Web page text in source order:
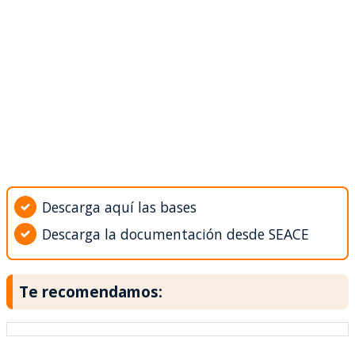
Descarga aquí las bases
Descarga la documentación desde SEACE
Te recomendamos: